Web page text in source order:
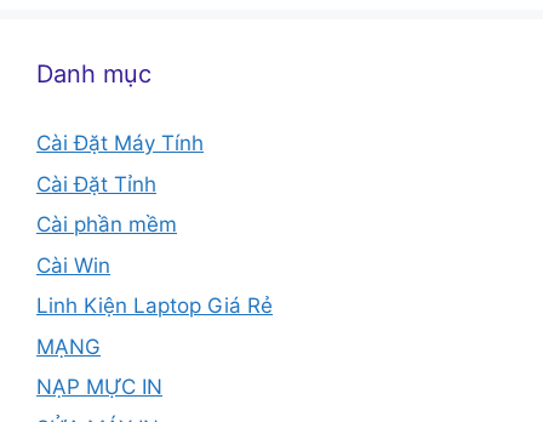
Danh mục
Cài Đặt Máy Tính
Cài Đặt Tỉnh
Cài phần mềm
Cài Win
Linh Kiện Laptop Giá Rẻ
MẠNG
NẠP MỰC IN